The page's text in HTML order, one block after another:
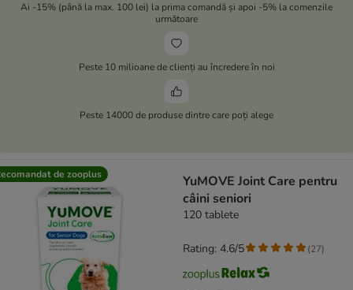
Ai -15% (până la max. 100 lei) la prima comandă și apoi -5% la comenzile
următoare
Peste 10 milioane de clienți au încredere în noi
Peste 14000 de produse dintre care poți alege
de zooplus
YuMOVE Joint Care pentru
câini seniori
120 tablete
Rating: 4.6/5 (27)